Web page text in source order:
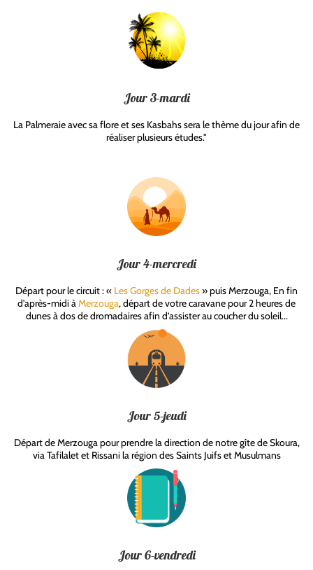
Jour 3-mardi
La Palmeraie avec sa flore et ses Kasbahs sera le thème du jour afin de
réaliser plusieurs études."
Jour 4-mercredi
Départ pour le circuit : « Les Gorges de Dades» puis Merzouga, En fin
d’après-midi àMerzouga, départ de votre caravane pour 2 heures de
dunes à dos de dromadaires afin d’assister au coucher du soleil...
Jour 5-jeudi
Départ de Merzouga pour prendre la direction de notre gîte de Skoura,
via Tafilalet et Rissani la région des Saints Juifs et Musulmans
Jour 6-vendredi